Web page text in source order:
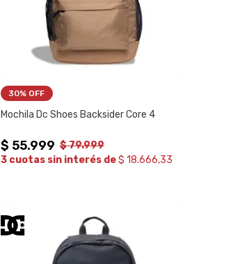
30% OFF
Mochila Dc Shoes Backsider Core 4
$ 55.999 $79.999
3 cuotas sin interés de$ 18.666,33